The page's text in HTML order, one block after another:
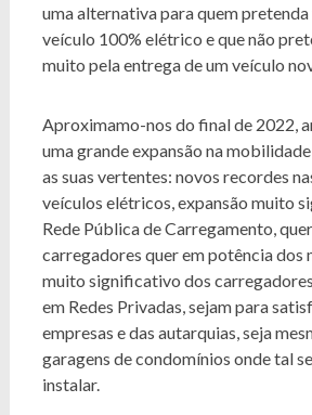
uma alternativa para quem
veículo 100% elétrico e que não
muito pela entrega de um veículo
Aproximamo-nos do final de 2022,
uma grande expansão na
as suas vertentes: novos recordes
veículos elétricos, expansão muito
Rede Pública de Carregamento,
carregadores quer em potência dos
muito significativo dos
em Redes Privadas, sejam para
empresas e das autarquias, seja
garagens de condomínios onde tal
instalar.